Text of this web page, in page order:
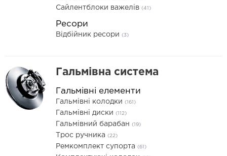
Сайлентблоки важелів (41)
Ресори
Відбійник ресори (3)
Гальмівна система
Гальмівні елементи
Гальмівні колодки (161)
Гальмівні диски (112)
Гальмівний барабан (19)
Трос ручника (22)
Ремкомплект супорта (61)